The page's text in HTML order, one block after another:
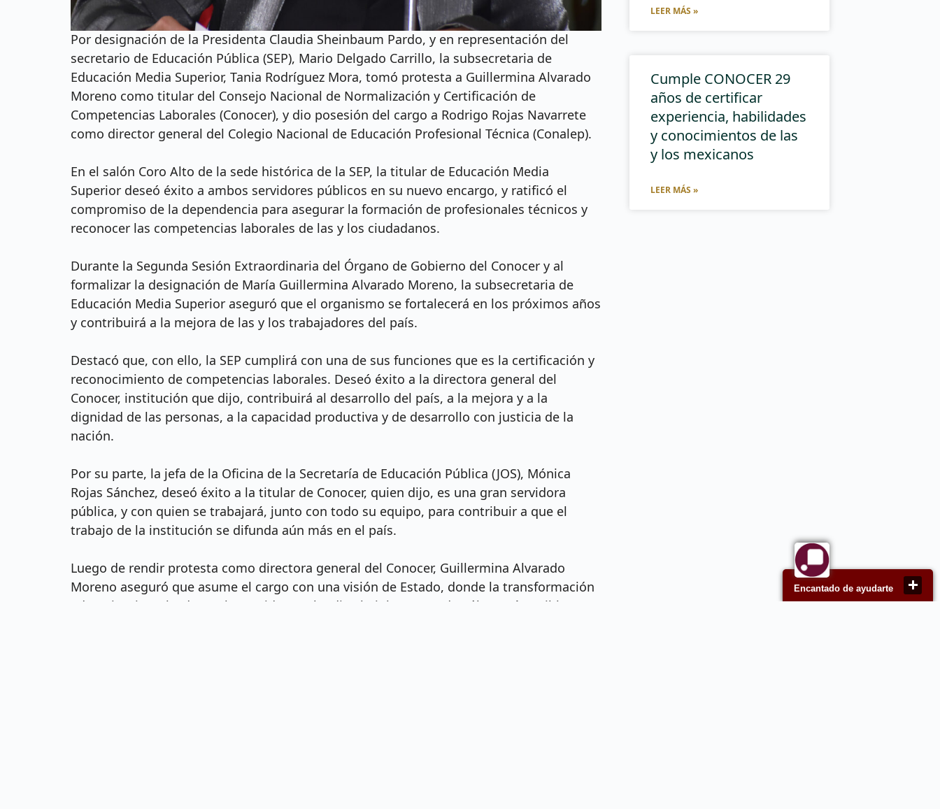
Por designación de la Presidenta Claudia Sheinbaum Pardo, y en representación del
secretario de Educación Pública (SEP), Mario Delgado Carrillo, la subsecretaria de
Educación Media Superior, Tania Rodríguez Mora, tomó protesta a Guillermina Alvarado
Moreno como titular del Consejo Nacional de Normalización y Certificación de
Competencias Laborales (Conocer), y dio posesión del cargo a Rodrigo Rojas Navarrete
como director general del Colegio Nacional de Educación Profesional Técnica (Conalep).
En el salón Coro Alto de la sede histórica de la SEP, la titular de Educación Media
Superior deseó éxito a ambos servidores públicos en su nuevo encargo, y ratificó el
compromiso de la dependencia para asegurar la formación de profesionales técnicos y
reconocer las competencias laborales de las y los ciudadanos.
Durante la Segunda Sesión Extraordinaria del Órgano de Gobierno del Conocer y al
formalizar la designación de María Guillermina Alvarado Moreno, la subsecretaria de
Educación Media Superior aseguró que el organismo se fortalecerá en los próximos años
y contribuirá a la mejora de las y los trabajadores del país.
Destacó que, con ello, la SEP cumplirá con una de sus funciones que es la certificación y
reconocimiento de competencias laborales. Deseó éxito a la directora general del
Conocer, institución que dijo, contribuirá al desarrollo del país, a la mejora y a la
dignidad de las personas, a la capacidad productiva y de desarrollo con justicia de la
nación.
Por su parte, la jefa de la Oficina de la Secretaría de Educación Pública (JOS), Mónica
Rojas Sánchez, deseó éxito a la titular de Conocer, quien dijo, es una gran servidora
pública, y con quien se trabajará, junto con todo su equipo, para contribuir a que el
trabajo de la institución se difunda aún más en el país.
Luego de rendir protesta como directora general del Conocer, Guillermina Alvarado
Moreno aseguró que asume el cargo con una visión de Estado, donde la transformación
educativa, impulsada por la Presidenta Claudia Sheinbaum Pardo sólo, será posible
LEER MÁS »
Cumple CONOCER 29
años de certificar
experiencia, habilidades
y conocimientos de las
y los mexicanos
LEER MÁS »
Encantado de ayudarte